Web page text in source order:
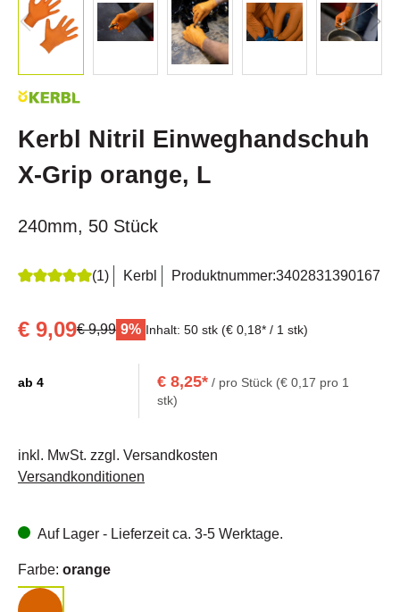
Kerbl Nitril Einweghandschuh
X-Grip orange, L
240mm, 50 Stück
(1) Kerbl Produktnummer:3402831390167
€ 9,09€ 9,99 9% Inhalt: 50 stk (€ 0,18* / 1 stk)
ab 4 € 8,25*/ pro Stück (€ 0,17 pro 1
stk)
inkl. MwSt. zzgl. Versandkosten
Versandkonditionen
Auf Lager - Lieferzeit ca. 3-5 Werktage.
Farbe: orange